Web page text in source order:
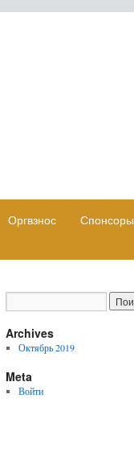
Оргвзнос
Спонсоры
Archives
Октябрь 2019
Meta
Войти